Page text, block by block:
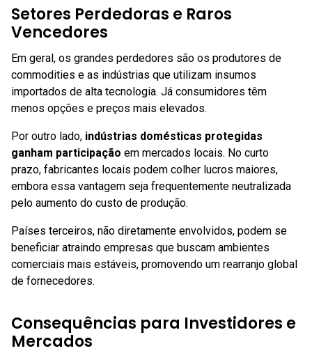
Setores Perdedoras e Raros
Vencedores
Em geral, os grandes perdedores são os produtores de
commodities e as indústrias que utilizam insumos
importados de alta tecnologia. Já consumidores têm
menos opções e preços mais elevados.
Por outro lado, indústrias domésticas protegidas
ganham participação em mercados locais. No curto
prazo, fabricantes locais podem colher lucros maiores,
embora essa vantagem seja frequentemente neutralizada
pelo aumento do custo de produção.
Países terceiros, não diretamente envolvidos, podem se
beneficiar atraindo empresas que buscam ambientes
comerciais mais estáveis, promovendo um rearranjo global
de fornecedores.
Consequências para Investidores e
Mercados